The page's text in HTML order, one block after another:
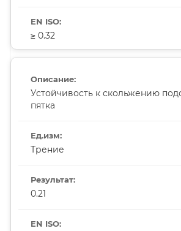
≥ 0.32
Устойчивость к скольжению
пятка
Трение
0.21